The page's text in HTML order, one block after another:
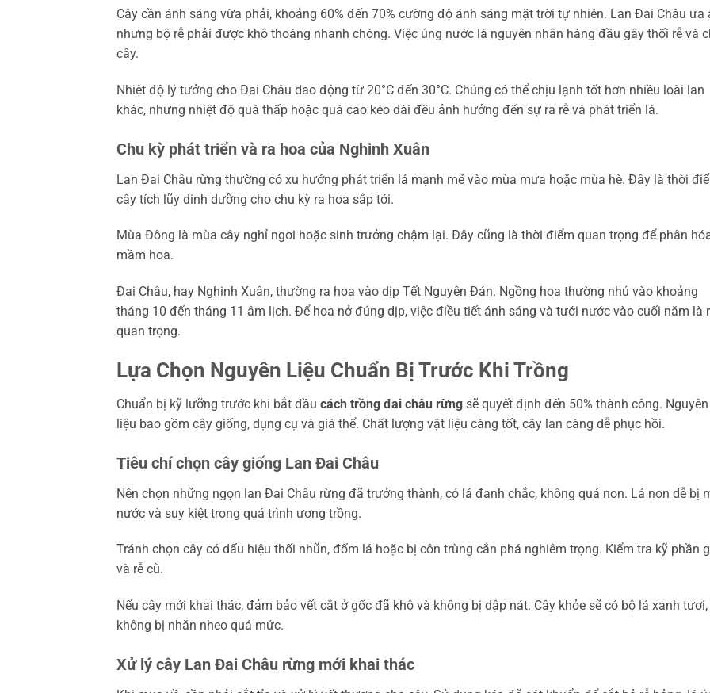
Cây cần ánh sáng vừa phải, khoảng 60% đến 70% cường độ ánh sáng mặt trời tự nhiên. Lan Đai Châu ưa
nhưng bộ rễ phải được khô thoáng nhanh chóng. Việc úng nước là nguyên nhân hàng đầu gây thối rễ và
cây.
Nhiệt độ lý tưởng cho Đai Châu dao động từ 20°C đến 30°C. Chúng có thể chịu lạnh tốt hơn nhiều loài lan
khác, nhưng nhiệt độ quá thấp hoặc quá cao kéo dài đều ảnh hưởng đến sự ra rễ và phát triển lá.
Chu kỳ phát triển và ra hoa của Nghinh Xuân
Lan Đai Châu rừng thường có xu hướng phát triển lá mạnh mẽ vào mùa mưa hoặc mùa hè. Đây là thời
cây tích lũy dinh dưỡng cho chu kỳ ra hoa sắp tới.
Mùa Đông là mùa cây nghỉ ngơi hoặc sinh trưởng chậm lại. Đây cũng là thời điểm quan trọng để phân
mầm hoa.
Đai Châu, hay Nghinh Xuân, thường ra hoa vào dịp Tết Nguyên Đán. Ngồng hoa thường nhú vào khoảng
tháng 10 đến tháng 11 âm lịch. Để hoa nở đúng dịp, việc điều tiết ánh sáng và tưới nước vào cuối năm là
quan trọng.
Lựa Chọn Nguyên Liệu Chuẩn Bị Trước Khi Trồng
Chuẩn bị kỹ lưỡng trước khi bắt đầu cách trồng đai châu rừng sẽ quyết định đến 50% thành công. Nguyên
liệu bao gồm cây giống, dụng cụ và giá thể. Chất lượng vật liệu càng tốt, cây lan càng dễ phục hồi.
Tiêu chí chọn cây giống Lan Đai Châu
Nên chọn những ngọn lan Đai Châu rừng đã trưởng thành, có lá đanh chắc, không quá non. Lá non dễ bị
nước và suy kiệt trong quá trình ương trồng.
Tránh chọn cây có dấu hiệu thối nhũn, đốm lá hoặc bị côn trùng cắn phá nghiêm trọng. Kiểm tra kỹ phần
và rễ cũ.
Nếu cây mới khai thác, đảm bảo vết cắt ở gốc đã khô và không bị dập nát. Cây khỏe sẽ có bộ lá xanh tươi,
không bị nhăn nheo quá mức.
Xử lý cây Lan Đai Châu rừng mới khai thác